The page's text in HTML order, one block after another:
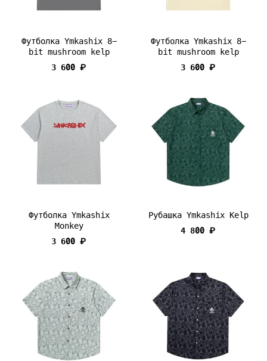
Футболка Ymkashix 8-
bit mushroom kelp
3 600 ₽
Футболка Ymkashix 8-
bit mushroom kelp
3 600 ₽
Футболка Ymkashix
Monkey
3 600 ₽
Рубашка Ymkashix Kelp
4 800 ₽